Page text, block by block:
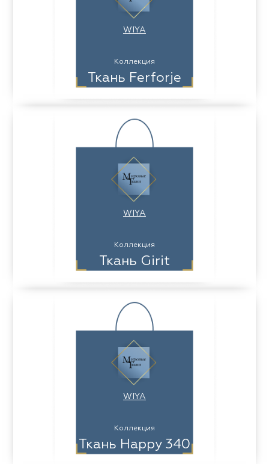
WIYA
Коллекция
Ткань Ferforje
WIYA
Коллекция
Ткань Girit
WIYA
Коллекция
Ткань Happy 340